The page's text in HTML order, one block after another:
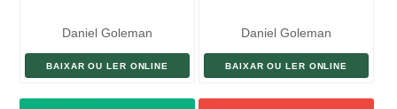
Daniel Goleman
BAIXAR OU LER ONLINE
Daniel Goleman
BAIXAR OU LER ONLINE